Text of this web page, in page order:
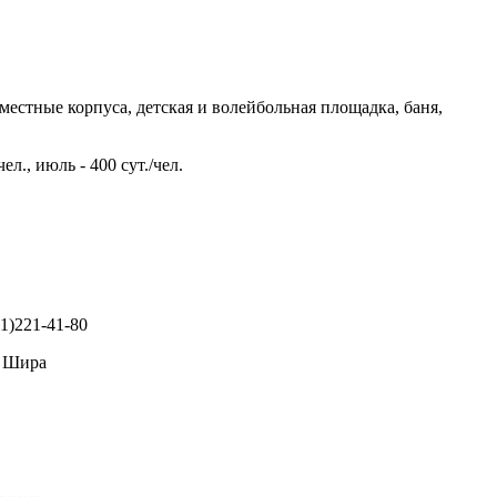
корпуса, детская и волейбольная площадка, баня,
июль - 400 сут./чел.
41-80
Шира